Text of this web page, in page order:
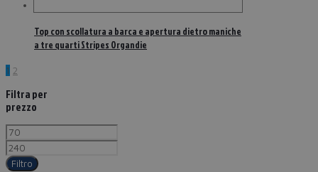
Top con scollatura a barca e apertura dietro maniche
a tre quarti Stripes Organdie
1 2
Filtra per
prezzo
Filtro